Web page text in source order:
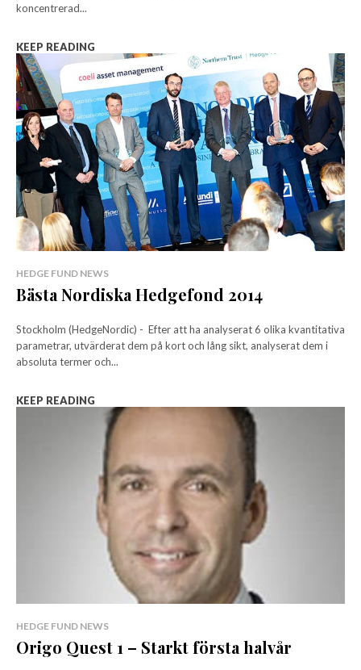
koncentrerad...
KEEP READING
HEDGE FUND NEWS
Bästa Nordiska Hedgefond 2014
Stockholm (HedgeNordic) - Efter att ha analyserat 6 olika kvantitativa
parametrar, utvärderat dem på kort och lång sikt, analyserat dem i
absoluta termer och...
KEEP READING
HEDGE FUND NEWS
Origo Quest 1 – Starkt första halvår